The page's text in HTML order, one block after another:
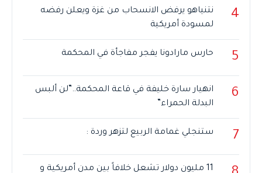
4
نتنياهو يرفض الانسحاب من غزة ويعلن رفضه
لمسودة أمريكية
5 حارس مارادونا يفجر مفاجأة في المحكمة
6
انهيار سارة خليفة في قاعة المحكمة..”لن ألبس
البدلة الحمراء”
7 ستنجلي غمامة الربيع لتزهر وردة :
11 مليون دولار تشعل خلافاً بين مدن أمريكية و